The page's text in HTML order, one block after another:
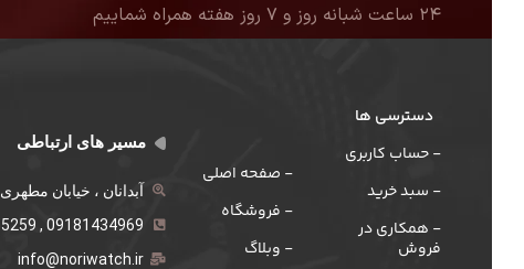
۲۴ ساعت شبانه روز و ۷ روز هفته همراه شماییم
دسترسی ها
- حساب کاربری
- سبد خرید
- همکاری در
فروش
- صفحه اصلی
- فروشگاه
- وبلاگ
مسیر های ارتباطی
آبدانان ، خیابان مطهری
09181434969 , 021-555259
info@noriwatch.ir